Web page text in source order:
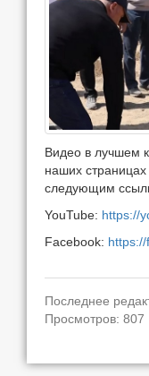
Видео в лучшем
наших
следующим
YouTube: https://
Facebook:
Последнее
Просмотров: 807